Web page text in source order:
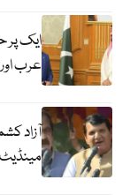
ایک پر
عرب
آزاد
مینڈیٹ